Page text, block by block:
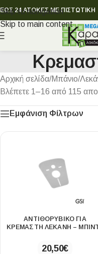
Skip to navigation
Skip to main content
ΕΩΣ 24 ΑΤΟΚΕΣ ΜΕ ΠΙΣΤΩΤΙΚΗ
Αρχική σελίδα/Μπάνιο/
Βλέπετε 1–16 από 115
Εμφάνιση Φίλτρων
ΑΝΤΙΘΟΡΥΒΙΚΌ ΓΙΑ
ΚΡΕΜΑΣΤΉ ΛΕΚΆΝΗ –
20,50€